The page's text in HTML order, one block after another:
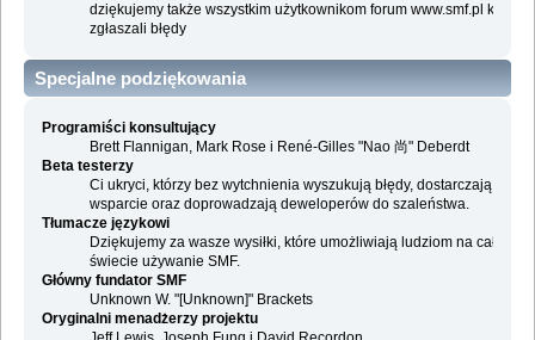
dziękujemy także wszystkim użytkownikom forum www.smf.pl którzy
zgłaszali błędy
Specjalne podziękowania
Programiści konsultujący
Brett Flannigan, Mark Rose i René-Gilles "Nao 尚" Deberdt
Beta testerzy
Ci ukryci, którzy bez wytchnienia wyszukują błędy, dostarczają
wsparcie oraz doprowadzają deweloperów do szaleństwa.
Tłumacze językowi
Dziękujemy za wasze wysiłki, które umożliwiają ludziom na całym
świecie używanie SMF.
Główny fundator SMF
Unknown W. "[Unknown]" Brackets
Oryginalni menadżerzy projektu